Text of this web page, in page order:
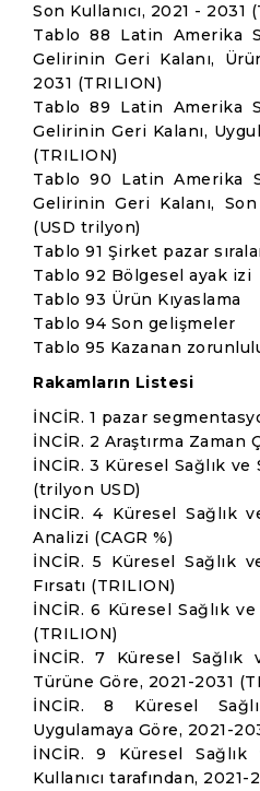
Son Kullanıcı, 2021 - 2031
Tablo 88 Latin Amerika
Gelirinin Geri Kalanı,
2031 (TRILION)
Tablo 89 Latin Amerika
Gelirinin Geri Kalanı,
(TRILION)
Tablo 90 Latin Amerika
Gelirinin Geri Kalanı,
(USD trilyon)
Tablo 91 Şirket pazar
Tablo 92 Bölgesel ayak izi
Tablo 93 Ürün Kıyaslama
Tablo 94 Son gelişmeler
Tablo 95 Kazanan
Rakamların Listesi
İNCİR. 1 pazar
İNCİR. 2 Araştırma Zaman
İNCİR. 3 Küresel Sağlık ve
(trilyon USD)
İNCİR. 4 Küresel Sağlık
Analizi (CAGR %)
İNCİR. 5 Küresel Sağlık
Fırsatı (TRILION)
İNCİR. 6 Küresel Sağlık
(TRILION)
İNCİR. 7 Küresel Sağlık
Türüne Göre, 2021-2031
İNCİR. 8 Küresel
Uygulamaya Göre, 2021-
İNCİR. 9 Küresel Sağlık
Kullanıcı tarafından, 2021-